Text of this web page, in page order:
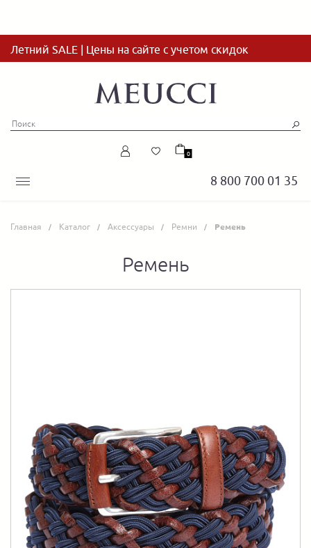
Летний SALE | Цены на сайте с учетом скидок
8 800 700 01 35
0
Главная Каталог Аксессуары Ремни Ремень
Ремень